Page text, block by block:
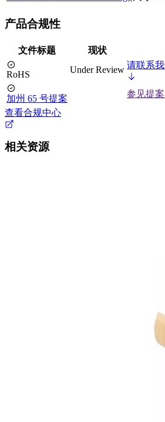
产品合规性
文件标题 现状
RoHS Under Review 请联系
加州 65 号提案
参见提
查看合规中心
相关资源